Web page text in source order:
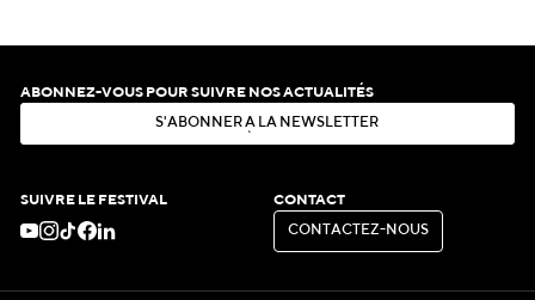
ABONNEZ-VOUS POUR SUIVRE NOS ACTUALITÉS
S'ABON N ER À LA N EWSLE ER
SUIVRE LE FESTIVAL CONTACT
CON ACT EZ-N OUS
CONTACTEZ-NOUS